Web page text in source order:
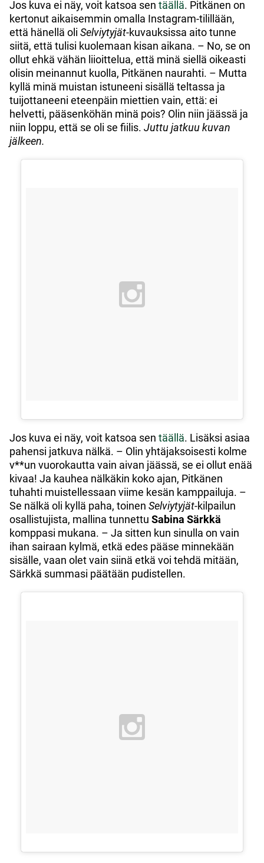
Jos kuva ei näy, voit katsoa sen täällä. Pitkänen on
kertonut aikaisemmin omalla Instagram-tilillään,
että hänellä oli Selviytyjät-kuvauksissa aito tunne
siitä, että tulisi kuolemaan kisan aikana. – No, se on
ollut ehkä vähän liioittelua, että minä siellä oikeasti
olisin meinannut kuolla, Pitkänen naurahti. – Mutta
kyllä minä muistan istuneeni sisällä teltassa ja
tuijottaneeni eteenpäin miettien vain, että: ei
helvetti, pääsenköhän minä pois? Olin niin jäässä ja
niin loppu, että se oli se fiilis. Juttu jatkuu kuvan
jälkeen.
Jos kuva ei näy, voit katsoa sen täällä. Lisäksi asiaa
pahensi jatkuva nälkä. – Olin yhtäjaksoisesti kolme
v**un vuorokautta vain aivan jäässä, se ei ollut enää
kivaa! Ja kauhea nälkäkin koko ajan, Pitkänen
tuhahti muistellessaan viime kesän kamppailuja. –
Se nälkä oli kyllä paha, toinen Selviytyjät-kilpailun
osallistujista, mallina tunnettu Sabina Särkkä
komppasi mukana. – Ja sitten kun sinulla on vain
ihan sairaan kylmä, etkä edes pääse minnekään
sisälle, vaan olet vain siinä etkä voi tehdä mitään,
Särkkä summasi päätään pudistellen.